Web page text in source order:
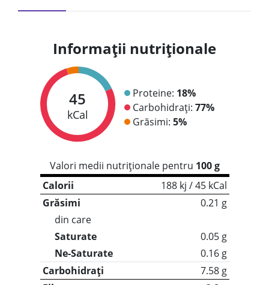
Informații nutriționale
45
kCal
Proteine: 18%
Carbohidrați: 77%
Grăsimi: 5%
Valori medii nutriționale pentru 100 g
Calorii
188 kj / 45 kCal
Grăsimi
0.21 g
din care
Saturate
0.05 g
Ne-Saturate
0.16 g
Carbohidrați
7.58 g